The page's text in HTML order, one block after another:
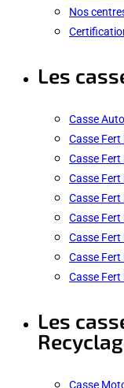
Nos
Les
Casse
Casse
Casse
Casse
Casse
Casse Fert
Casse
Casse
Casse
Les
Casse